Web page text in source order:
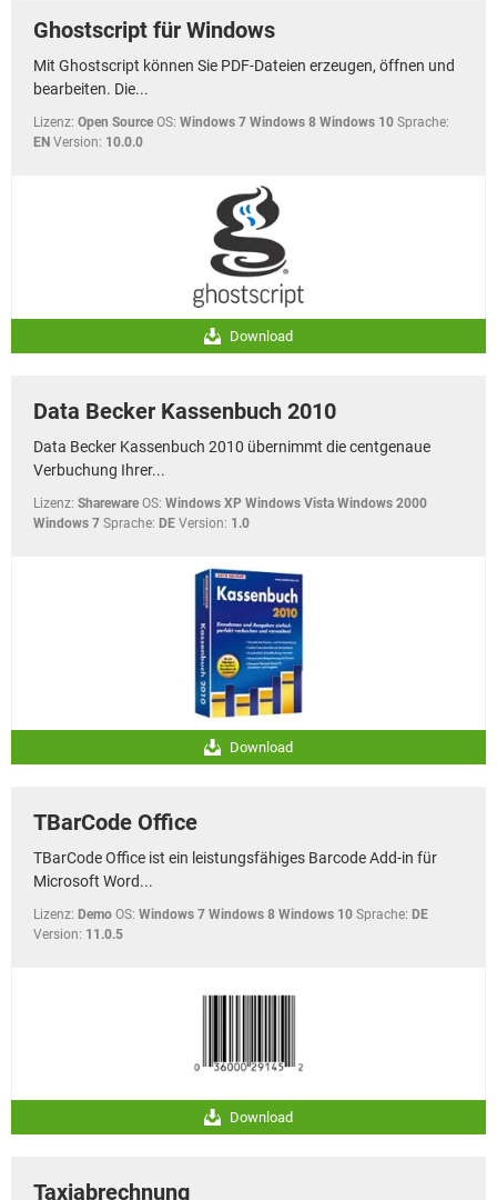
Ghostscript für Windows
Mit Ghostscript können Sie PDF-Dateien erzeugen, öffnen und
bearbeiten. Die...
Lizenz: Open Source OS: Windows 7 Windows 8 Windows 10 Sprache:
EN Version: 10.0.0
Download
Data Becker Kassenbuch 2010
Data Becker Kassenbuch 2010 übernimmt die centgenaue
Verbuchung Ihrer...
Lizenz: Shareware OS: Windows XP Windows Vista Windows 2000
Windows 7 Sprache: DE Version: 1.0
Download
TBarCode Office
TBarCode Office ist ein leistungsfähiges Barcode Add-in für
Microsoft Word...
Lizenz: Demo OS: Windows 7 Windows 8 Windows 10 Sprache: DE
Version: 11.0.5
Download
Taxiabrechnung